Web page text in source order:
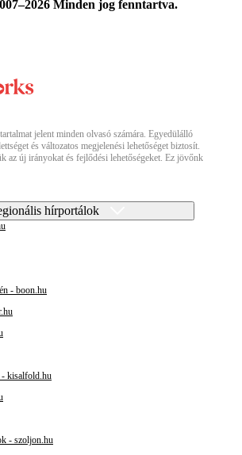
Minden jog fenntartva.
jelent minden olvasó számára. Egyedülálló
és változatos megjelenési lehetőséget biztosít.
az új irányokat és fejlődési lehetőségeket. Ez jövőnk
hírportálok
- boon.hu
kisalfold.hu
- szoljon.hu